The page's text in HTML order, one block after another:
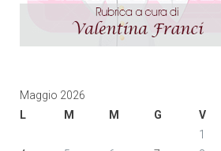
Maggio 2026
L
M M G V
1